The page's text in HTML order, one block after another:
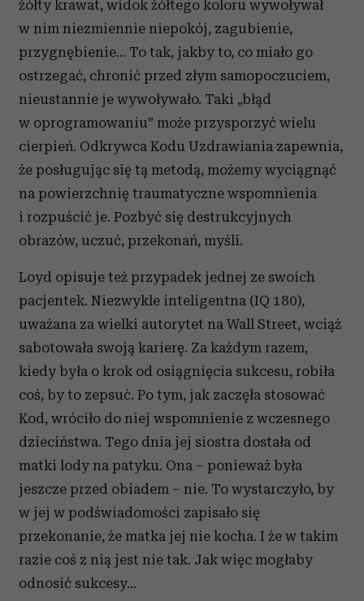
korzystania z ich usług.
żółty krawat, widok żółtego koloru wywoływał
w nim niezmiennie niepokój, zagubienie,
przygnębienie... To tak, jakby to, co miało go
ostrzegać, chronić przed złym samopoczuciem,
nieustannie je wywoływało. Taki „błąd
w oprogramowaniu” może przysporzyć wielu
cierpień. Odkrywca Kodu Uzdrawiania zapewnia,
że posługując się tą metodą, możemy wyciągnąć
na powierzchnię traumatyczne wspomnienia
i rozpuścić je. Pozbyć się destrukcyjnych
obrazów, uczuć, przekonań, myśli.
Loyd opisuje też przypadek jednej ze swoich
pacjentek. Niezwykle inteligentna (IQ 180),
uważana za wielki autorytet na Wall Street, wciąż
sabotowała swoją karierę. Za każdym razem,
kiedy była o krok od osiągnięcia sukcesu, robiła
coś, by to zepsuć. Po tym, jak zaczęła stosować
Kod, wróciło do niej wspomnienie z wczesnego
dzieciństwa. Tego dnia jej siostra dostała od
matki lody na patyku. Ona – ponieważ była
jeszcze przed obiadem – nie. To wystarczyło, by
w jej w podświadomości zapisało się
przekonanie, że matka jej nie kocha. I że w takim
razie coś z nią jest nie tak. Jak więc mogłaby
odnosić sukcesy...